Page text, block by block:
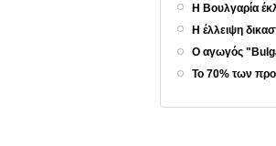
Η Βουλγαρία
Η έλλειψη
Ο αγωγός
Το 70% των